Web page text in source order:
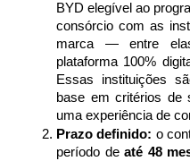
BYD elegível ao
consórcio com as
marca — entre
plataforma 100%
Essas instituições
base em critérios de
uma experiência de
Prazo definido: o
período de até 48